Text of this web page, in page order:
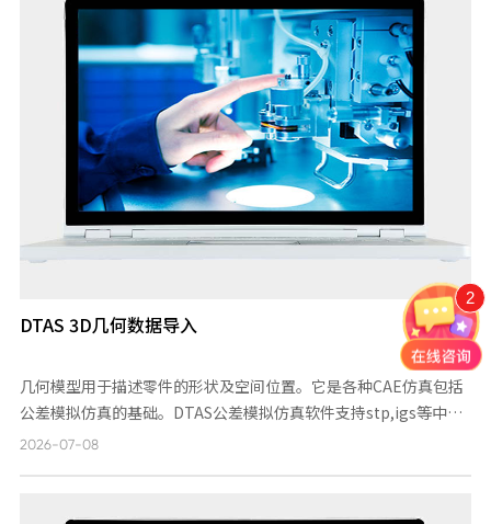
DTAS 3D几何数据导入
几何模型用于描述零件的形状及空间位置。它是各种CAE仿真包括
公差模拟仿真的基础。DTAS公差模拟仿真软件支持stp,igs等中性
文件。用户可以将各种CAD数据转化为stp,igs等导入DTAS软件
2026-07-08
2